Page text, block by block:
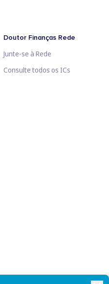
Doutor Finanças Rede
Junte-se à Rede
Consulte todos os ICs